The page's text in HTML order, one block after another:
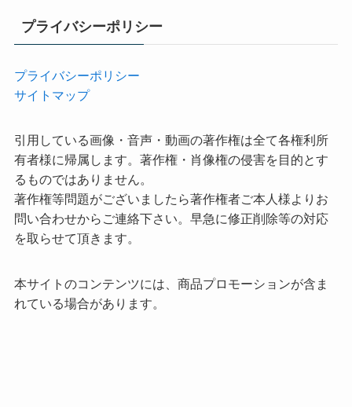
プライバシーポリシー
プライバシーポリシー
サイトマップ
引用している画像・音声・動画の著作権は全て各権利所
有者様に帰属します。著作権・肖像権の侵害を目的とす
るものではありません。
著作権等問題がございましたら著作権者ご本人様よりお
問い合わせからご連絡下さい。早急に修正削除等の対応
を取らせて頂きます。
本サイトのコンテンツには、商品プロモーションが含ま
れている場合があります。